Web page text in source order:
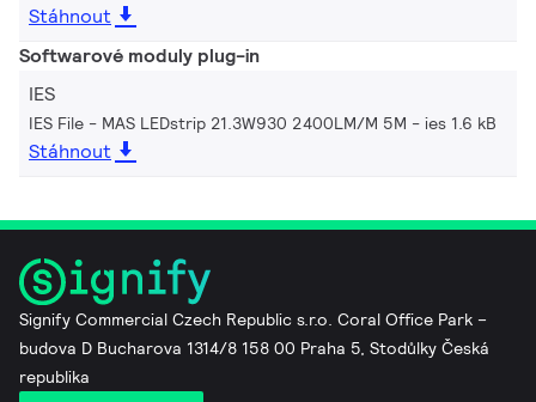
Stáhnout
Softwarové moduly plug-in
IES
IES File - MAS LEDstrip 21.3W930 2400LM/M 5M ies 1.6 kB
Stáhnout
Signify Commercial Czech Republic s.r.o. Coral Office Park –
budova D Bucharova 1314/8 158 00 Praha 5, Stodůlky Česká
republika